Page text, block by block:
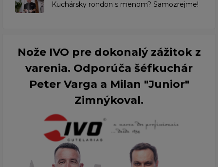
Kuchársky rondon s menom? Samozrejme!
Nože IVO pre dokonalý zážitok z
varenia. Odporúča šéfkuchár
Peter Varga a Milan "Junior"
Zimnýkoval.